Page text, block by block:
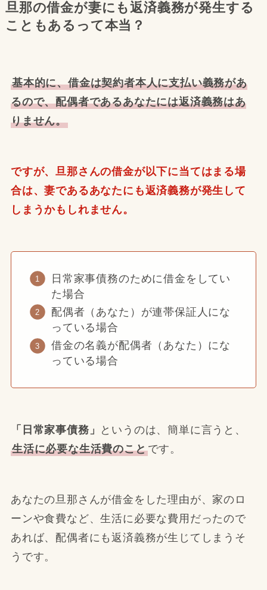
旦那の借金が妻にも返済義務が発生する
こともあるって本当？
基本的に、借金は契約者本人に支払い義務があ
るので、配偶者であるあなたには返済義務はあ
りません。
ですが、旦那さんの借金が以下に当てはまる場
合は、妻であるあなたにも返済義務が発生して
しまうかもしれません。
日常家事債務のために借金をしてい
た場合
配偶者（あなた）が連帯保証人にな
っている場合
借金の名義が配偶者（あなた）にな
っている場合
「日常家事債務」
というのは、簡単に言うと、
生活に必要な生活費のことです。
あなたの旦那さんが借金をした理由が、家のロ
ーンや食費など、生活に必要な費用だったので
あれば、配偶者にも返済義務が生じてしまうそ
うです。